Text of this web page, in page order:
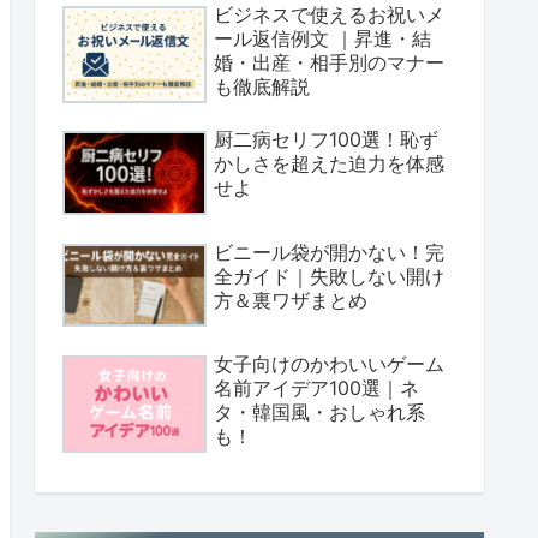
ビジネスで使えるお祝いメ
ール返信例文 ｜昇進・結
婚・出産・相手別のマナー
も徹底解説
厨二病セリフ100選！恥ず
かしさを超えた迫力を体感
せよ
ビニール袋が開かない！完
全ガイド｜失敗しない開け
方＆裏ワザまとめ
女子向けのかわいいゲーム
名前アイデア100選｜ネ
タ・韓国風・おしゃれ系
も！